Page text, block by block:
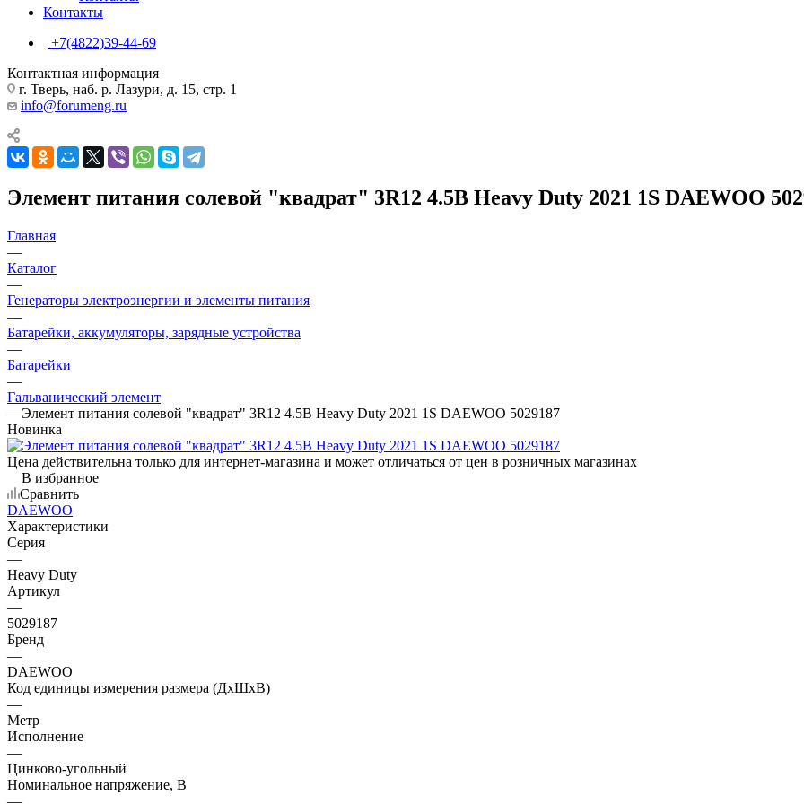
Контакты
+7(4822)39-44-69
Контактная информация
г. Тверь, наб. р. Лазури, д. 15, стр. 1
info@forumeng.ru
Элемент питания солевой "квадрат" 3R12 4.5В Heavy Duty 2021 1S DAEWOO
Главная
—
Каталог
—
Генераторы электроэнергии и элементы питания
—
Батарейки, аккумуляторы, зарядные устройства
—
Батарейки
—
Гальванический элемент
—Элемент питания солевой "квадрат" 3R12 4.5В Heavy Duty 2021 1S DAEWOO 5029187
Новинка
Цена действительна только для интернет-магазина и может отличаться от цен в розничных магазинах
В избранное
Сравнить
DAEWOO
Характеристики
Серия
—
Heavy Duty
Артикул
—
5029187
Бренд
—
DAEWOO
Код единицы измерения размера (ДхШхВ)
—
Метр
Исполнение
—
Цинково-угольный
Номинальное напряжение, В
—